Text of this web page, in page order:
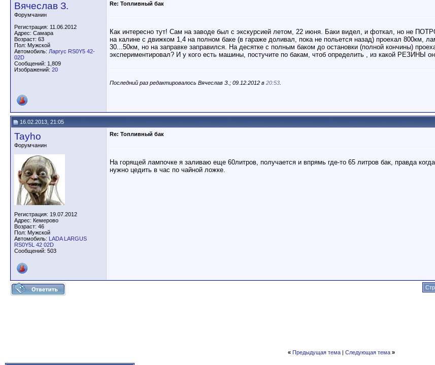
Вячеслав З.
Форумчанин
Регистрация: 11.06.2012
Адрес: Самара
Возраст: 63
Пол: Мужской
Автомобиль: Ларгус RS0Y5 42-
02D
Сообщений: 1,809
Изображений: 20
Re: Топливный бак
Как интересно тут! Сам на заводе был с экскурсией летом, 22 июня. Баки видел, и фоткал, но не
на калине с движком 1,4 на полном баке (в гараже доливал, пока не польется назад) проехал 800км,
30...50км, но на заправке заправился. На десятке с полным баком до остановки (полной кончины)
экспериментировал? И у кого есть машины, постучите по бакам, чтоб определить , из какой РЕЗИНЫ
Последний раз редактировалось Вячеслав З.; 09.12.2012 в 20:53
16.02.2013, 21:05
Tayho
Форумчанин
Регистрация: 19.07.2012
Адрес: Кемерово
Возраст: 46
Пол: Мужской
Автомобиль: LADA LARGUS
RS0Y5L 42 02D
Сообщений: 503
Re: Топливный бак
На горящей лампочке я заливаю еще 60литров, получается и впрямь где-то 65 литров бак, правда
нужно цедить в час по чайной ложке.
« Предыдущая тема| Следующая тема »